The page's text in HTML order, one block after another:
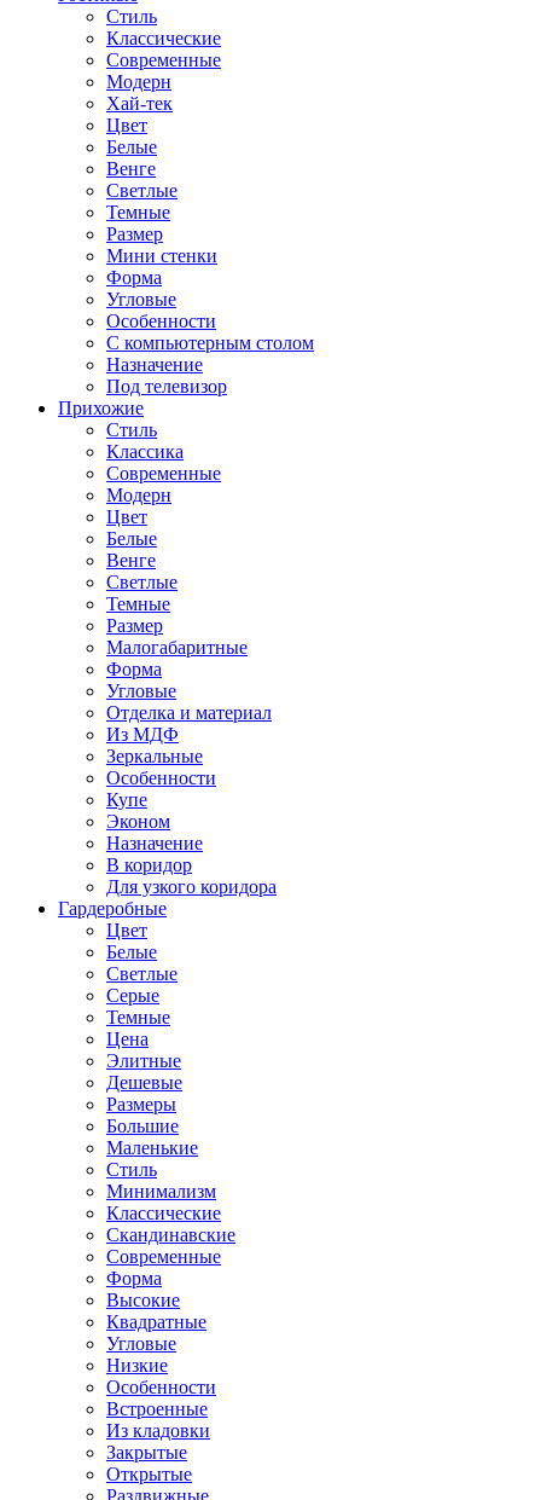
Стиль
Классические
Современные
Модерн
Хай-тек
Цвет
Белые
Венге
Светлые
Темные
Размер
Мини стенки
Форма
Угловые
Особенности
С компьютерным столом
Назначение
Под телевизор
Прихожие
Стиль
Классика
Современные
Модерн
Цвет
Белые
Венге
Светлые
Темные
Размер
Малогабаритные
Форма
Угловые
Отделка и материал
Из МДФ
Зеркальные
Особенности
Купе
Эконом
Назначение
В коридор
Для узкого коридора
Гардеробные
Цвет
Белые
Светлые
Серые
Темные
Цена
Элитные
Дешевые
Размеры
Большие
Маленькие
Стиль
Минимализм
Классические
Скандинавские
Современные
Форма
Высокие
Квадратные
Угловые
Низкие
Особенности
Встроенные
Из кладовки
Закрытые
Открытые
Раздвижные